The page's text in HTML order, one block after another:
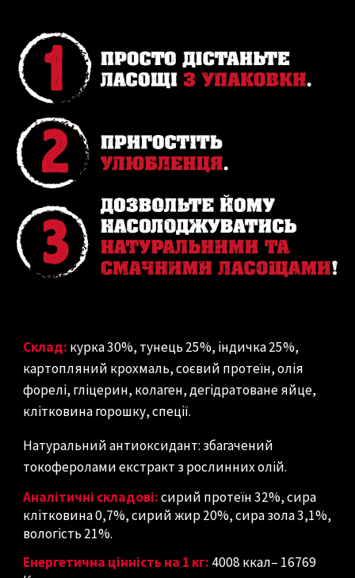
Склад: курка 30%, тунець 25%, індичка 25%,
картопляний крохмаль, соєвий протеїн, олія
форелі, гліцерин, колаген, дегідратоване яйце,
клітковина горошку, спеції.
Натуральний антиоксидант: збагачений
токоферолами екстракт з рослинних олій.
Аналітичні складові:сирий протеїн 32%, сира
клітковина 0,7%, сирий жир 20%, сира зола 3,1%,
вологість 21%.
Енергетична цінність на 1 кг: 4008 ккал– 16769